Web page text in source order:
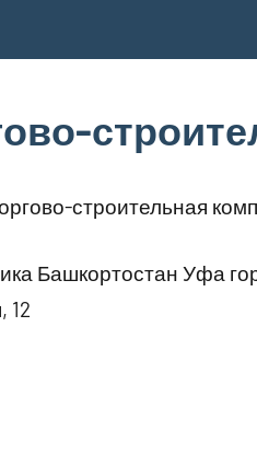
строительная
Башкортостан Уфа
12